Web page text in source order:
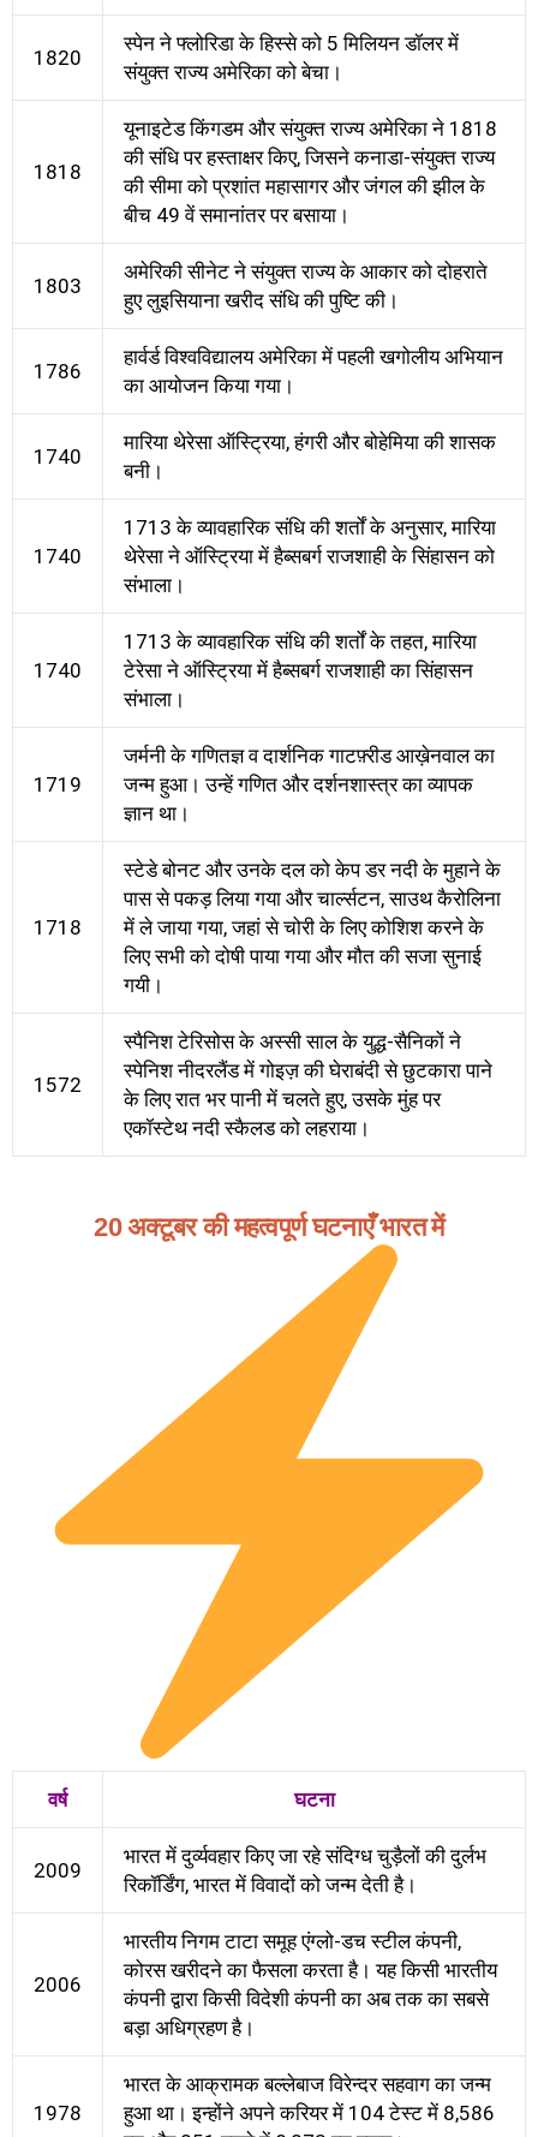
1820
स्पेन ने फ्लोरिडा के हिस्से को 5 मिलियन डॉलर में
संयुक्त राज्य अमेरिका को बेचा।
1818
यूनाइटेड किंगडम और संयुक्त राज्य अमेरिका ने 1818
की संधि पर हस्ताक्षर किए, जिसने कनाडा-संयुक्त राज्य
की सीमा को प्रशांत महासागर और जंगल की झील के
बीच 49 वें समानांतर पर बसाया।
1803
अमेरिकी सीनेट ने संयुक्त राज्य के आकार को दोहराते
हुए लुइसियाना खरीद संधि की पुष्टि की।
1786
हार्वर्ड विश्वविद्यालय अमेरिका में पहली खगोलीय अभियान
का आयोजन किया गया।
1740
मारिया थेरेसा ऑस्ट्रिया, हंगरी और बोहेमिया की शासक
बनी।
1740
1713 के व्यावहारिक संधि की शर्तों के अनुसार, मारिया
थेरेसा ने ऑस्ट्रिया में हैब्सबर्ग राजशाही के सिंहासन को
संभाला।
1740
1713 के व्यावहारिक संधि की शर्तों के तहत, मारिया
टेरेसा ने ऑस्ट्रिया में हैब्सबर्ग राजशाही का सिंहासन
संभाला।
1719
जर्मनी के गणितज्ञ व दार्शनिक गाटफ़्रीड आख़ेनवाल का
जन्म हुआ। उन्हें गणित और दर्शनशास्त्र का व्यापक
ज्ञान था।
1718
स्टेडे बोनट और उनके दल को केप डर नदी के मुहाने के
पास से पकड़ लिया गया और चार्ल्सटन, साउथ कैरोलिना
में ले जाया गया, जहां से चोरी के लिए कोशिश करने के
लिए सभी को दोषी पाया गया और मौत की सजा सुनाई
गयी।
1572
स्पैनिश टेरिसोस के अस्सी साल के युद्ध-सैनिकों ने
स्पेनिश नीदरलैंड में गोइज़ की घेराबंदी से छुटकारा पाने
के लिए रात भर पानी में चलते हुए, उसके मुंह पर
एकॉस्टेथ नदी स्कैलड को लहराया।
20 अक्टूबर की महत्वपूर्ण घटनाएँ भारत में
वर्ष घटना
2009
भारत में दुर्व्यवहार किए जा रहे संदिग्ध चुड़ैलों की दुर्लभ
रिकॉर्डिंग, भारत में विवादों को जन्म देती है।
2006
भारतीय निगम टाटा समूह एंग्लो-डच स्टील कंपनी,
कोरस खरीदने का फैसला करता है। यह किसी भारतीय
कंपनी द्वारा किसी विदेशी कंपनी का अब तक का सबसे
बड़ा अधिग्रहण है।
1978
भारत के आक्रामक बल्लेबाज विरेन्दर सहवाग का जन्म
हुआ था। इन्होंने अपने करियर में 104 टेस्ट में 8,586